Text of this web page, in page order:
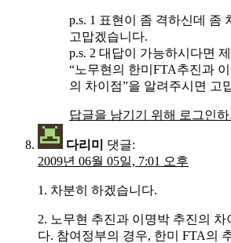
p.s. 1 표현이 좀 격하신데 좀
고맙겠습니다.
p.s. 2 대답이 가능하시다면
“노무현의 한미FTA추진과
의 차이점”을 알려주시면 고
답글을 남기기 위해 로그인하
다리미
댓글:
2009년 06월 05일, 7:01 오후
1. 차분히 하겠습니다.
2. 노무현 추진과 이명박 추진의 차
다. 참여정부의 경우, 한미 FTA의